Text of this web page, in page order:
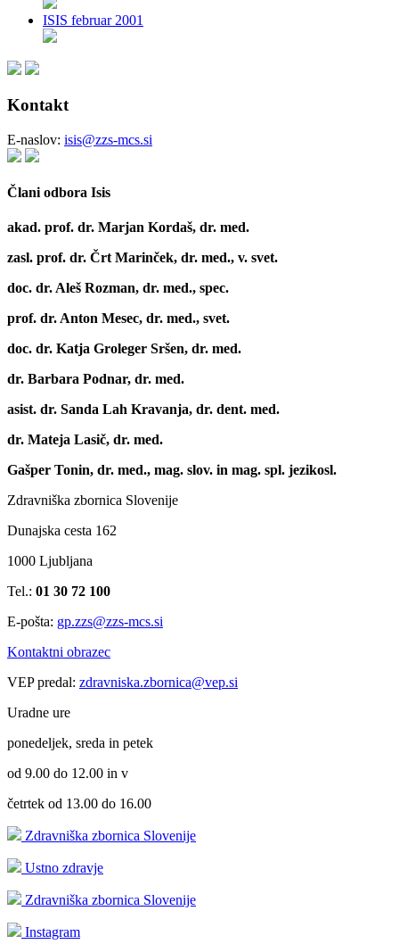
ISIS februar 2001
Kontakt
E-naslov: isis@zzs-mcs.si
Člani odbora Isis
akad. prof. dr. Marjan Kordaš, dr. med.
zasl. prof. dr. Črt Marinček, dr. med., v. svet.
doc. dr. Aleš Rozman, dr. med., spec.
prof. dr. Anton Mesec, dr. med., svet.
doc. dr. Katja Groleger Sršen, dr. med.
dr. Barbara Podnar, dr. med.
asist. dr. Sanda Lah Kravanja, dr. dent. med.
dr. Mateja Lasič, dr. med.
Gašper Tonin, dr. med., mag. slov. in mag. spl. jezikosl.
Zdravniška zbornica Slovenije
Dunajska cesta 162
1000 Ljubljana
Tel.: 01 30 72 100
E-pošta: gp.zzs@zzs-mcs.si
Kontaktni obrazec
VEP predal: zdravniska.zbornica@vep.si
Uradne ure
ponedeljek, sreda in petek
od 9.00 do 12.00 in v
četrtek od 13.00 do 16.00
Zdravniška zbornica Slovenije
Ustno zdravje
Zdravniška zbornica Slovenije
Instagram